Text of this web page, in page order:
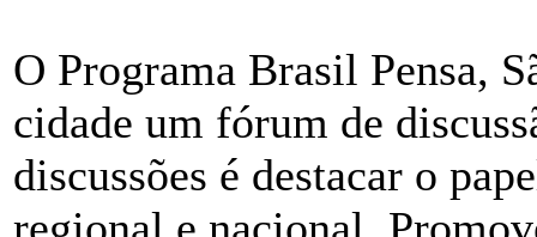
O Programa Brasil Pensa,
cidade um fórum de
discussões é destacar o